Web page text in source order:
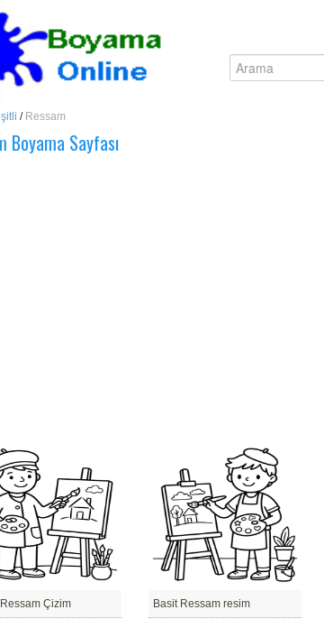
/ Ressam
Boyama Sayfası
Çizim Basit Ressam resim